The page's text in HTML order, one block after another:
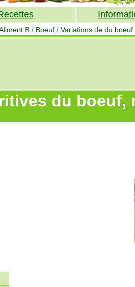
B / Boeuf / Variations de du boeuf
du boeuf,